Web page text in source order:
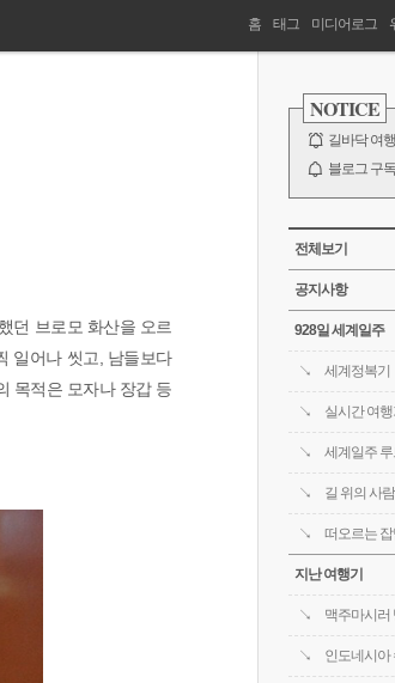
홈 태그 미디어로그
던 브로모 화산을 오르
일어나 씻고, 남들보다
목적은 모자나 장갑 등
NOTICE
길바닥 여
블로그 구
바람처럼
전체 보기
CATEGORY
전체보기
공지사항
928일 세계일주
세계정복기
실시간 여행
세계일주
길 위의 사
떠오르는
지난 여행기
맥주마시러
인도네시아